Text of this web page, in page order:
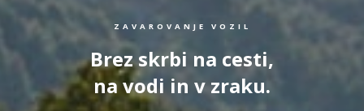
ZAVAROVANJE VOZIL
Brez skrbi na cesti,
na vodi in v zraku.